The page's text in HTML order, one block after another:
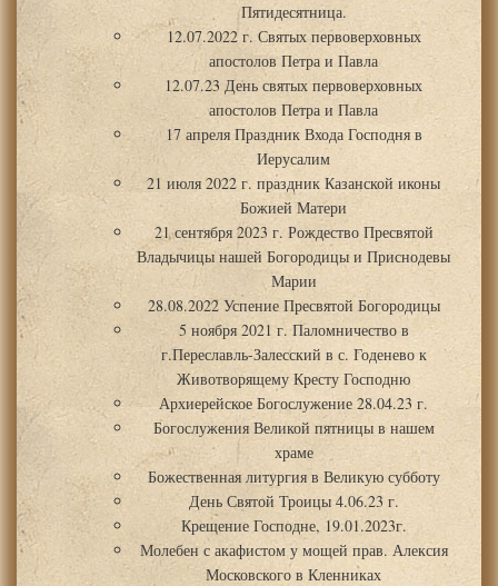
Пятидесятница.
12.07.2022 г. Святых первоверховных
апостолов Петра и Павла
12.07.23 День святых первоверховных
апостолов Петра и Павла
17 апреля Праздник Входа Господня в
Иерусалим
21 июля 2022 г. праздник Казанской иконы
Божией Матери
21 сентября 2023 г. Рождество Пресвятой
Владычицы нашей Богородицы и Приснодевы
Марии
28.08.2022 Успение Пресвятой Богородицы
5 ноября 2021 г. Паломничество в
г.Переславль-Залесский в с. Годенево к
Животворящему Кресту Господню
Архиерейское Богослужение 28.04.23 г.
Богослужения Великой пятницы в нашем
храме
Божественная литургия в Великую субботу
День Святой Троицы 4.06.23 г.
Крещение Господне, 19.01.2023г.
Молебен с акафистом у мощей прав. Алексия
Московского в Кленниках